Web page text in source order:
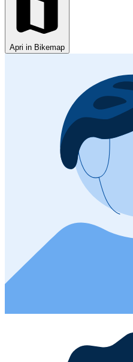
Apri in Bikemap